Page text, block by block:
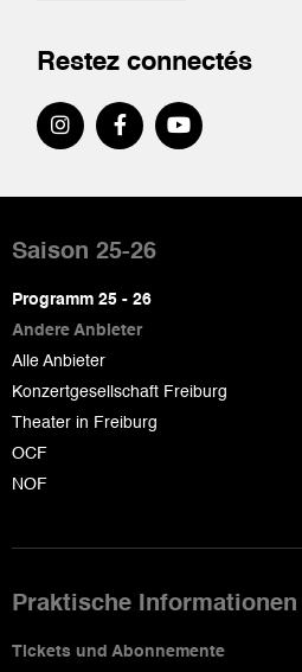
Restez connectés
de
page
Saison 25-26
Programm 25 - 26
Andere Anbieter
Alle Anbieter
Konzertgesellschaft Freiburg
Theater in Freiburg
OCF
NOF
Praktische Informationen
Tickets und Abonnemente